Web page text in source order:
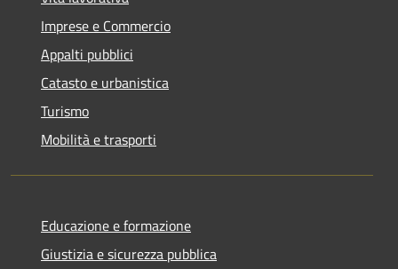
Imprese e Commercio
Appalti pubblici
Catasto e urbanistica
Turismo
Mobilità e trasporti
Educazione e formazione
Giustizia e sicurezza pubblica